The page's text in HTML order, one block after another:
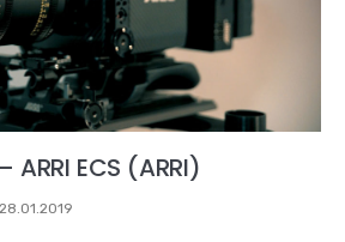
ECS (ARRI)
28.01.2019